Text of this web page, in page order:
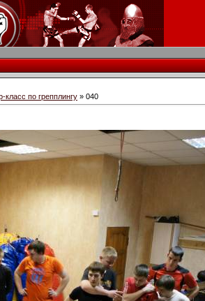
класс по грепплингу » 040